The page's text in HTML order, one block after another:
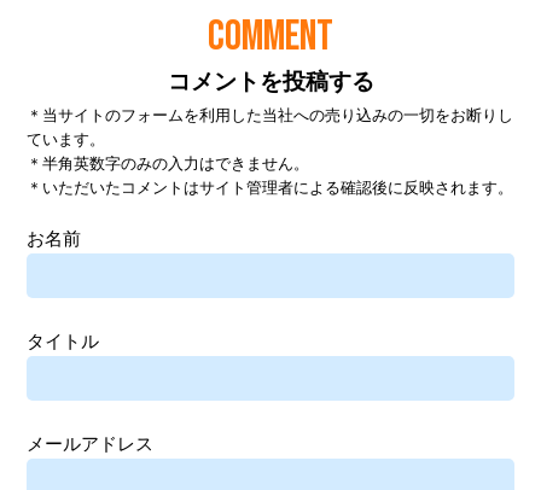
COMMENT
コメントを投稿する
＊当サイトのフォームを利用した当社への売り込みの一切をお断りし
ています。
＊半角英数字のみの入力はできません。
＊いただいたコメントはサイト管理者による確認後に反映されます。
お名前
タイトル
メールアドレス